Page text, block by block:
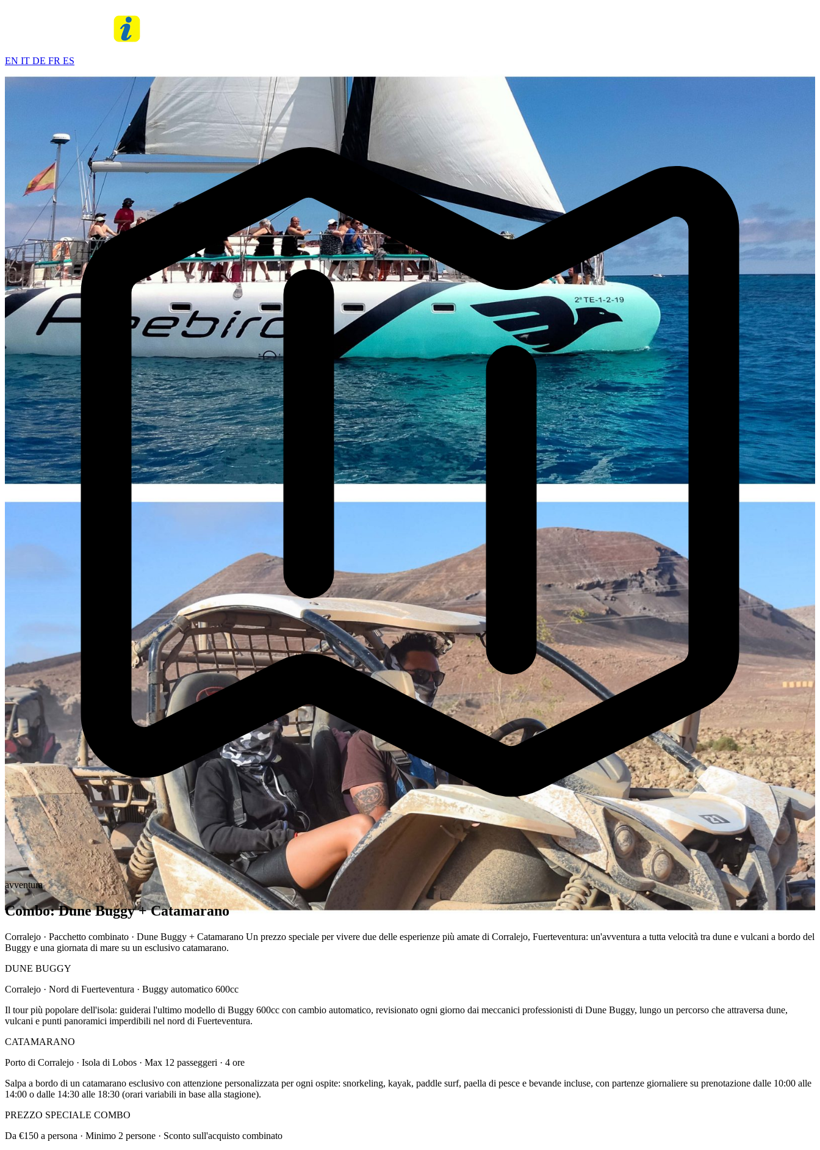
EN IT DE FR ES
avventura
Combo: Dune Buggy + Catamarano
Corralejo · Pacchetto combinato · Dune Buggy + Catamarano Un prezzo speciale per vivere due delle esperienze più amate di Corralejo, Fuerteventura: un'avventura a tutta velocità tra dune e vulcani a bordo del
Buggy e una giornata di mare su un esclusivo catamarano.
DUNE BUGGY
Corralejo · Nord di Fuerteventura · Buggy automatico 600cc
Il tour più popolare dell'isola: guiderai l'ultimo modello di Buggy 600cc con cambio automatico, revisionato ogni giorno dai meccanici professionisti di Dune Buggy, lungo un percorso che attraversa dune,
vulcani e punti panoramici imperdibili nel nord di Fuerteventura.
CATAMARANO
Porto di Corralejo · Isola di Lobos · Max 12 passeggeri · 4 ore
Salpa a bordo di un catamarano esclusivo con attenzione personalizzata per ogni ospite: snorkeling, kayak, paddle surf, paella di pesce e bevande incluse, con partenze giornaliere su prenotazione dalle 10:00 alle
14:00 o dalle 14:30 alle 18:30 (orari variabili in base alla stagione).
PREZZO SPECIALE COMBO
Da €150 a persona · Minimo 2 persone · Sconto sull'acquisto combinato